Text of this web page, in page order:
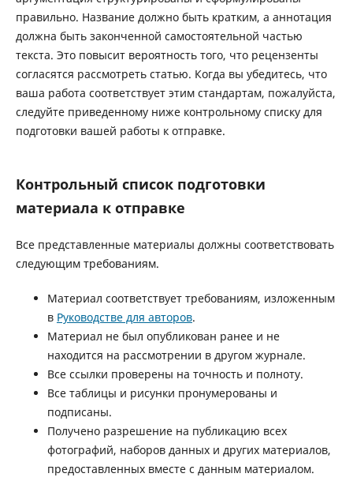
правильно. Название должно быть кратким, а аннотация
должна быть законченной самостоятельной частью
текста. Это повысит вероятность того, что рецензенты
согласятся рассмотреть статью. Когда вы убедитесь, что
ваша работа соответствует этим стандартам, пожалуйста,
следуйте приведенному ниже контрольному списку для
подготовки вашей работы к отправке.
Контрольный список подготовки
материала к отправке
Все представленные материалы должны соответствовать
следующим требованиям.
Материал соответствует требованиям, изложенным
в Руководстве для авторов.
Материал не был опубликован ранее и не
находится на рассмотрении в другом журнале.
Все ссылки проверены на точность и полноту.
Все таблицы и рисунки пронумерованы и
подписаны.
Получено разрешение на публикацию всех
фотографий, наборов данных и других материалов,
предоставленных вместе с данным материалом.